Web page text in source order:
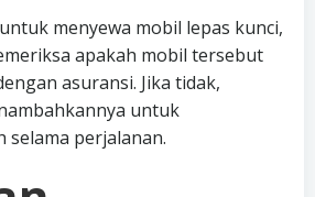
menyewa mobil lepas kunci,
apakah mobil tersebut
asuransi. Jika tidak,
untuk
selama perjalanan.